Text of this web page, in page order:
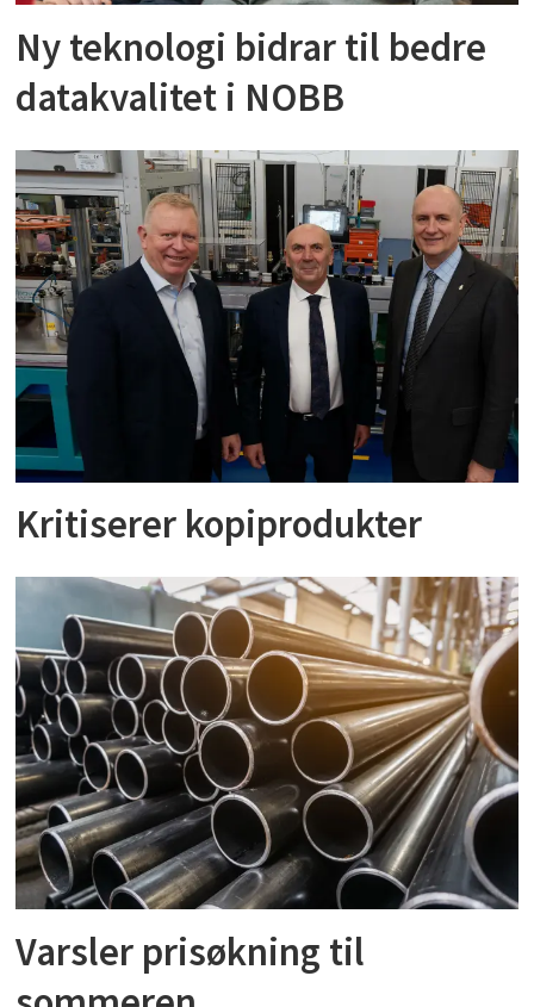
Ny teknologi bidrar til bedre
datakvalitet i NOBB
Kritiserer kopiprodukter
Varsler prisøkning til